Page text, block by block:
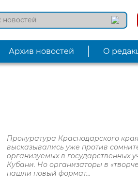
Архив новостей О
Прокуратура Краснодарского
высказывались уже против
организуемых в государственных
Кубани. Но организаторы в
нашли новый формат…